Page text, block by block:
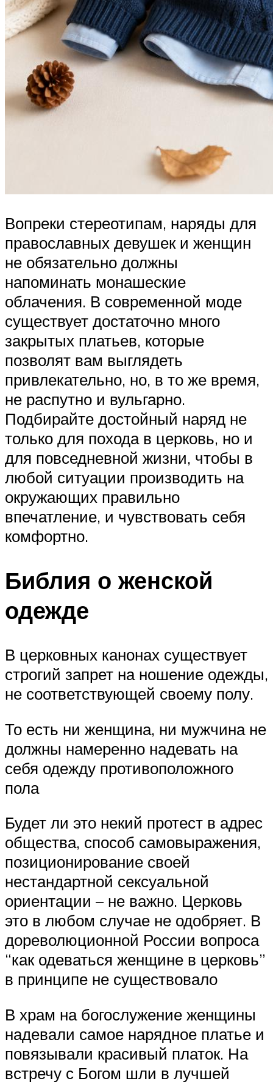
Вопреки стереотипам, наряды для
православных девушек и женщин
не обязательно должны
напоминать монашеские
облачения. В современной моде
существует достаточно много
закрытых платьев, которые
позволят вам выглядеть
привлекательно, но, в то же время,
не распутно и вульгарно.
Подбирайте достойный наряд не
только для похода в церковь, но и
для повседневной жизни, чтобы в
любой ситуации производить на
окружающих правильно
впечатление, и чувствовать себя
комфортно.
Библия о женской
одежде
В церковных канонах существует
строгий запрет на ношение одежды,
не соответствующей своему полу.
То есть ни женщина, ни мужчина не
должны намеренно надевать на
себя одежду противоположного
пола
Будет ли это некий протест в адрес
общества, способ самовыражения,
позиционирование своей
нестандартной сексуальной
ориентации – не важно. Церковь
это в любом случае не одобряет. В
дореволюционной России вопроса
“как одеваться женщине в церковь”
в принципе не существовало
В храм на богослужение женщины
надевали самое нарядное платье и
повязывали красивый платок. На
встречу с Богом шли в лучшей